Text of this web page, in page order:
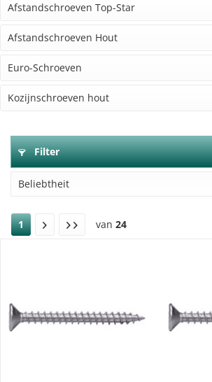
Afstandschroeven Top-Star
Afstandschroeven Hout
Euro-Schroeven
Kozijnschroeven hout
Filter
1 van 24